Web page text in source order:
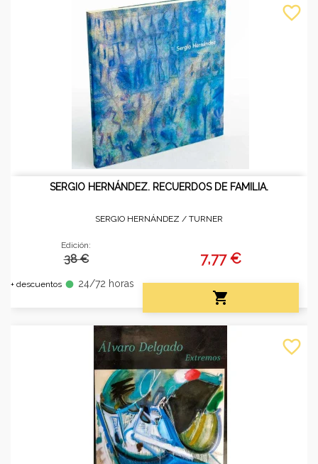
SERGIO HERNÁNDEZ. RECUERDOS DE FAMILIA.
SERGIO HERNÁNDEZ / TURNER
Edición:
38 €
+ descuentos fiber_manual_record 24/72 horas
7,77 €

favorite_border
favorite_border